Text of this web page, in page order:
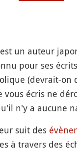
un auteur
pour ses
(devrait-on
vous écris ne
n'y a aucune
suit des
à travers des